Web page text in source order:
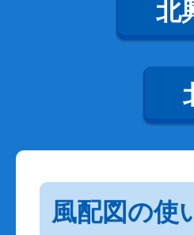
北
風配図の使